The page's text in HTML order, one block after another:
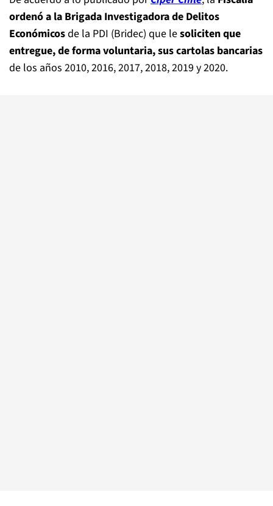
ordenó a la Brigada Investigadora de Delitos
Económicosde la PDI (Bridec) que lesoliciten que
entregue, de forma voluntaria, sus cartolas bancarias
de los años 2010, 2016, 2017, 2018, 2019 y 2020.